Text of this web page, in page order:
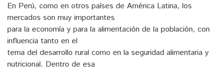
En Perú, como en otros países de América Latina, los
mercados son muy importantes
para la economía y para la alimentación de la población, con
influencia tanto en el
tema del desarrollo rural como en la seguridad alimentaria y
nutricional. Dentro de esa